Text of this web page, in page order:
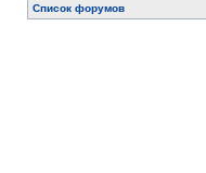
Список форумов